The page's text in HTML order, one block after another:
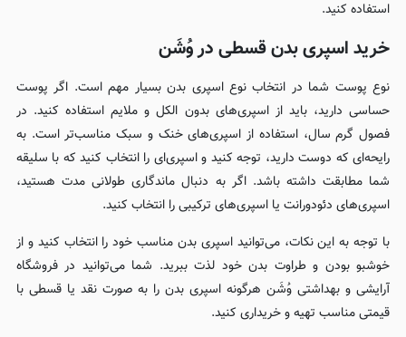
استفاده کنید.
خرید اسپری بدن قسطی در وُشَن
نوع پوست شما در انتخاب نوع اسپری بدن بسیار مهم است. اگر پوست
حساسی دارید، باید از اسپری‌های بدون الکل و ملایم استفاده کنید. در
فصول گرم سال، استفاده از اسپری‌های خنک و سبک مناسب‌تر است. به
رایحه‌ای که دوست دارید، توجه کنید و اسپری‌ای را انتخاب کنید که با سلیقه
شما مطابقت داشته باشد. اگر به دنبال ماندگاری طولانی مدت هستید،
اسپری‌های دئودورانت یا اسپری‌های ترکیبی را انتخاب کنید.
با توجه به این نکات، می‌توانید اسپری بدن مناسب خود را انتخاب کنید و از
خوشبو بودن و طراوت بدن خود لذت ببرید. شما می‌توانید در فروشگاه
آرایشی و بهداشتی وُشَن هرگونه اسپری بدن را به صورت نقد یا قسطی با
قیمتی مناسب تهیه و خریداری کنید.